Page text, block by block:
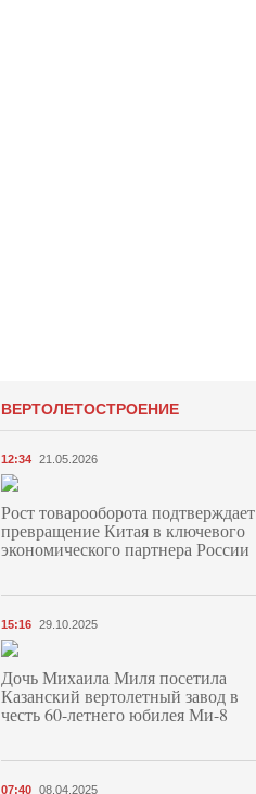
ВЕРТОЛЕТОСТРОЕНИЕ
12:34 21.05.2026
Рост товарооборота подтверждает
превращение Китая в ключевого
экономического партнера России
15:16 29.10.2025
Дочь Михаила Миля посетила
Казанский вертолетный завод в
честь 60-летнего юбилея Ми-8
07:40 08.04.2025